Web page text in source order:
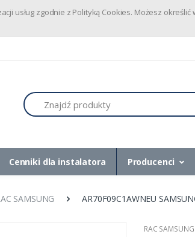
usług zgodnie z Polityką Cookies. Możesz
Szukaj
Cenniki dla instalatora Producenci
SAMSUNG AR70F09C1AWNEU
RAC SAMSUNG